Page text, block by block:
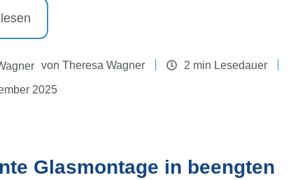
vonTheresa Wagner
2 min Lesedauer
2025
Glasmontage in beengten